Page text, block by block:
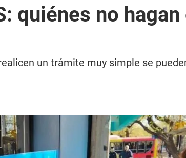
quiénes no
un trámite muy simple se